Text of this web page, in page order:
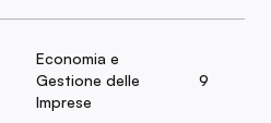
Economia e
Gestione delle
Imprese
9